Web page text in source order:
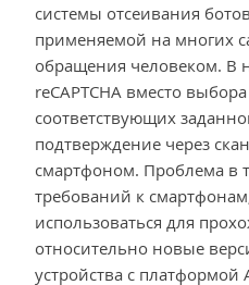
системы отсеивания
применяемой на многих
обращения человеком. В
reCAPTCHA вместо
соответствующих
подтверждение через
смартфоном. Проблема в
требований к
использоваться для
относительно новые
устройства с